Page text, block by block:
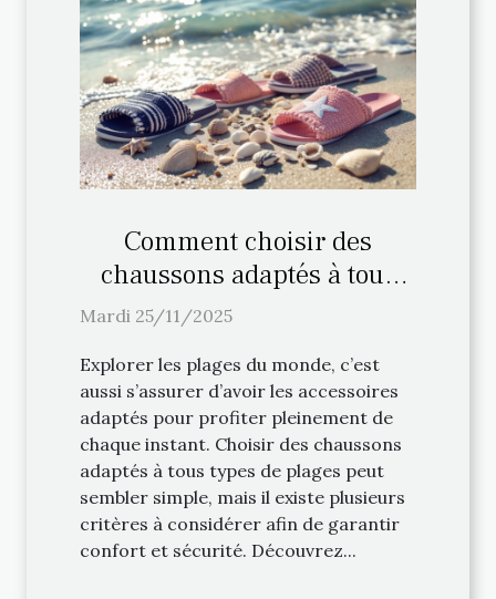
Comment choisir des
chaussons adaptés à tous
types de plages ?
Mardi 25/11/2025
Explorer les plages du monde, c’est
aussi s’assurer d’avoir les accessoires
adaptés pour profiter pleinement de
chaque instant. Choisir des chaussons
adaptés à tous types de plages peut
sembler simple, mais il existe plusieurs
critères à considérer afin de garantir
confort et sécurité. Découvrez...